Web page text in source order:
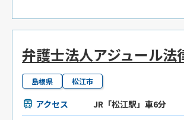
弁護士法人アジュール法
島根県 松江市
アクセス
JR「松江駅」車6分